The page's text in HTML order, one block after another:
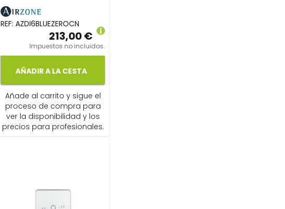
REF:AZDI6BLUEZEROCN
213,00 €
Impuestos no incluidos.
AÑADIR A LA CESTA
Añade al carrito y sigue el
proceso de compra para
ver la disponibilidad y los
precios para profesionales.